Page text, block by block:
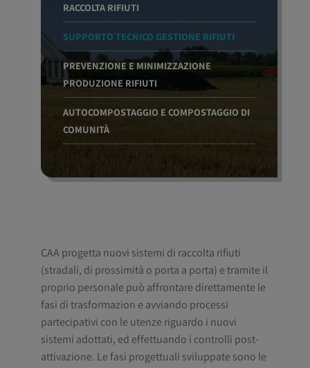
RACCOLTA RIFIUTI
SUPPORTO TECNICO GESTIONE RIFIUTI
PREVENZIONE E MINIMIZZAZIONE
PRODUZIONE RIFIUTI
AUTOCOMPOSTAGGIO E COMPOSTAGGIO DI
COMUNITÀ
CAA progetta nuovi sistemi di raccolta rifiuti
(stradali, di prossimità o porta a porta) e tramite il
proprio personale può affrontare direttamente le
fasi di trasformazion e avviando processi
partecipativi con le utenze riguardo i nuovi
sistemi adottati, ed effettuando i controlli post-
attivazione. Le fasi progettuali sviluppate sono le